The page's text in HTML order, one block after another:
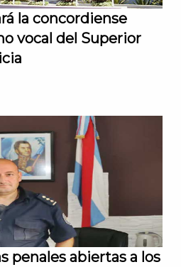
la concordiense
vocal del Superior
penales abiertas a los